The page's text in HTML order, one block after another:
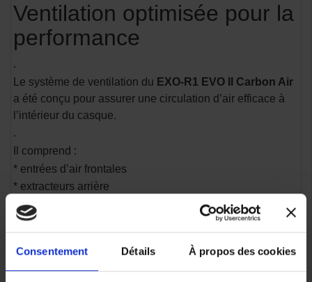
Consentement Détails À propos des cookies
Ventilation optimisée pour la
performance
.
Le système de ventilation du EXO-R1 EVO II Carbon Air
a été conçu pour assurer une circulation d’air efficace à
l’intérieur du casque.
.
Il comprend :
* entrées d’air frontales
* extracteurs arrière
* canaux de ventilation internes
l’humidité, améliorant le confort même lors d’une
conduite dynamique.